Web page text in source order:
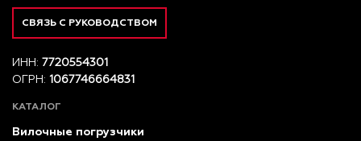
СВЯЗЬ С РУКОВОДСТВОМ
ИНН: 7720554301
ОГРН: 1067746664831
КАТАЛОГ
Вилочные погрузчики